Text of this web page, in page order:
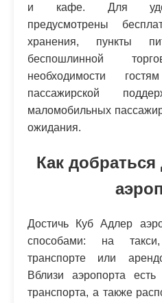
и кафе. Для
предусмотрены
хранения, пункты
беспошлинной
необходимости
пассажирской
маломобильных
ожидания.
Как
Достичь Куб Адлер
способами: на
транспорте или
Вблизи аэропорта есть
транспорта, а также